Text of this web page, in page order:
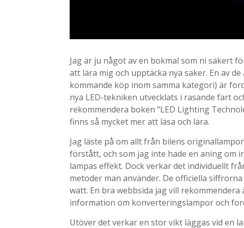
Jag är ju något av en bokmal som ni säkert
att lära mig och upptäcka nya saker. En av
kommande köp inom samma kategori) är
nya LED-tekniken utvecklats i rasande fart
rekommendera boken ”LED Lighting
finns så mycket mer att läsa och lära.
Jag läste på om allt från bilens
förstått, och som jag inte hade en aning om
lampas effekt. Dock verkar det individuellt
metoder man använder. De officiella
watt. En bra webbsida jag vill rekommendera
information om konverteringslampor och
Utöver det verkar en stor vikt läggas vid en